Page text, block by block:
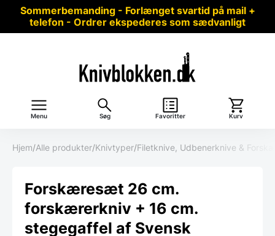
Sommerbemanding - Forlænget svartid på mail +
telefon - Ordrer ekspederes som sædvanligt
Menu Søg Favoritter Kurv
Hjem/Alle produkter/Knivtyper/Filetknive, Udbenerknive &
Forskæresæt 26 cm.
forskærerkniv + 16 cm.
stegegaffel af Svensk